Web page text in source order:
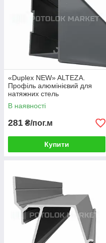
«Duplex NEW» ALTEZA.
Профіль алюмінієвий для
натяжних стель
В наявності
281 ₴/пог.м
Купити